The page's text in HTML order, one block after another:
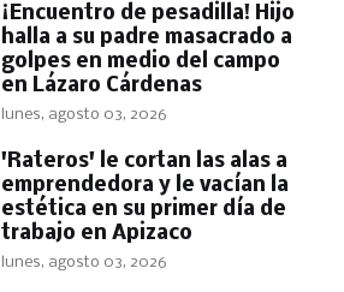
​¡Encuentro de pesadilla! Hijo
halla a su padre masacrado a
golpes en medio del campo
en Lázaro Cárdenas
lunes, agosto 03, 2026
'Rateros' le cortan las alas a
emprendedora y le vacían la
estética en su primer día de
trabajo en Apizaco
lunes, agosto 03, 2026